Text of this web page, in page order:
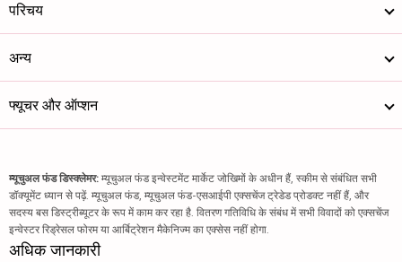
परिचय
अन्य
फ्यूचर और ऑप्शन
म्यूचुअल फंड डिस्क्लेमर: म्यूचुअल फंड इन्वेस्टमेंट मार्केट जोखिमों के अधीन हैं, स्कीम से संबंधित सभी
डॉक्यूमेंट ध्यान से पढ़ें. म्यूचुअल फंड, म्यूचुअल फंड-एसआईपी एक्सचेंज ट्रेडेड प्रोडक्ट नहीं हैं, और
सदस्य बस डिस्ट्रीब्यूटर के रूप में काम कर रहा है. वितरण गतिविधि के संबंध में सभी विवादों को एक्सचेंज
इन्वेस्टर रिड्रेसल फोरम या आर्बिट्रेशन मैकेनिज्म का एक्सेस नहीं होगा.
अधिक जानकारी